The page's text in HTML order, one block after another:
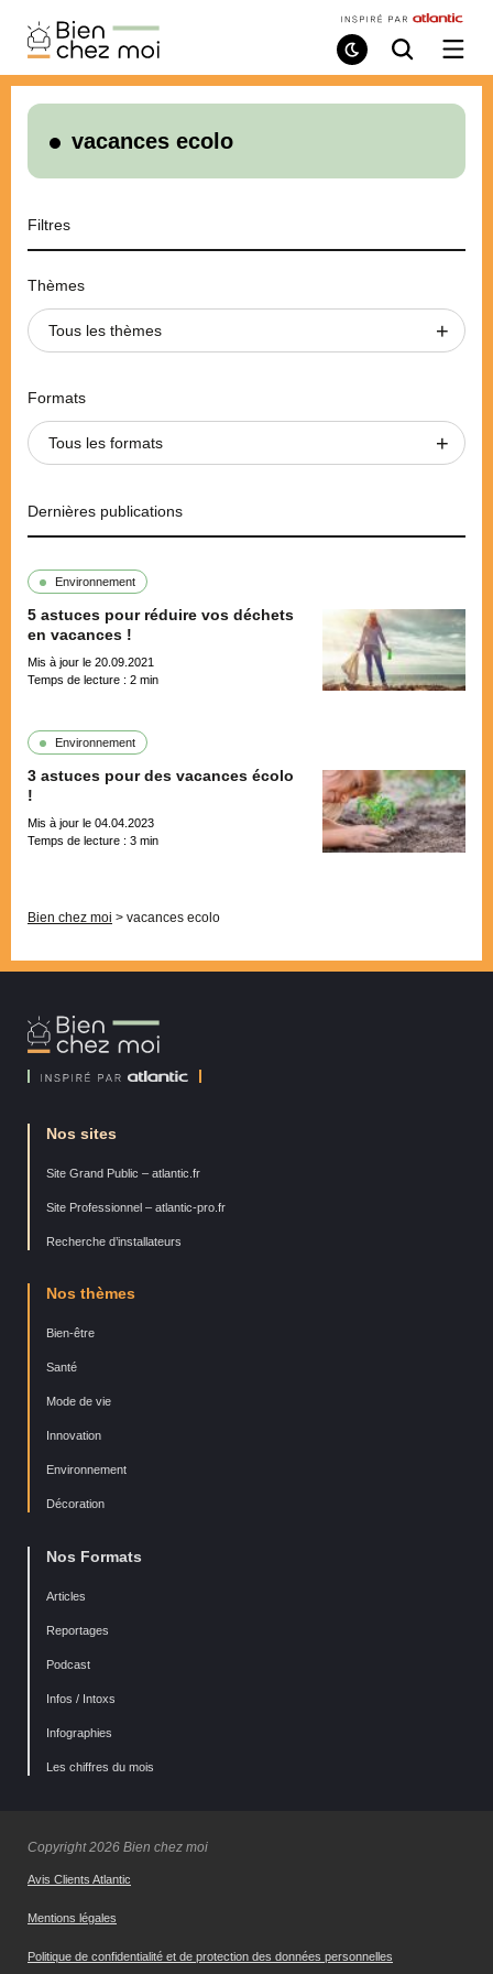
Bien
Chez
Moi
Mode
de
Recherche
/
le
vacances ecolo
Filtres
Thèmes
Tous les thèmes
Formats
Tous les formats
Dernières publications
Environnement
5 astuces pour réduire vos déchets
en vacances !
Mis à jour le 20.09.2021
Temps de lecture : 2 min
Environnement
3 astuces pour des vacances écolo
!
Mis à jour le 04.04.2023
Temps de lecture : 3 min
Bien chez moi > vacances ecolo
Bien
Chez
Nos sites
Site Grand Public – atlantic.fr
Site Professionnel – atlantic-pro.fr
Recherche d’installateurs
Nos thèmes
Bien-être
Santé
Mode de vie
Innovation
Environnement
Décoration
Nos Formats
Articles
Reportages
Podcast
Infos / Intoxs
Infographies
Les chiffres du mois
Copyright 2026 Bien chez moi
Avis Clients Atlantic
Mentions légales
Politique de confidentialité et de protection des données personnelles